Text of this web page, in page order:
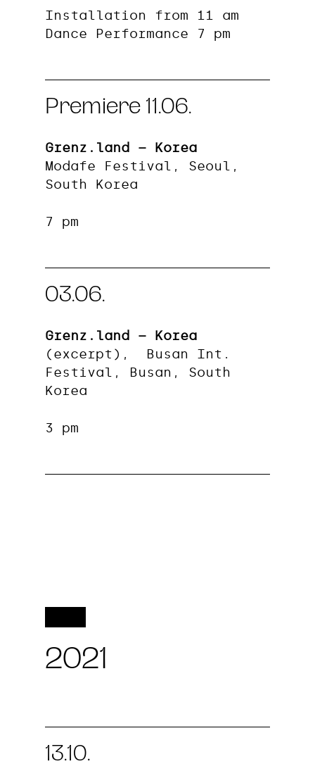
Installation from 11 am
Dance Performance 7 pm
Premiere 11.06.
Grenz.land – Korea
Modafe Festival, Seoul,
South Korea
7 pm
03.06.
Grenz.land – Korea
(excerpt), Busan Int.
Festival, Busan, South
Korea
3 pm
2021
13.10.